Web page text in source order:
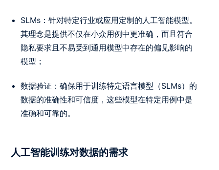
SLMs：针对特定行业或应用定制的人工智能模型。
其理念是提供不仅在小众用例中更准确，而且符合
隐私要求且不易受到通用模型中存在的偏见影响的
模型；
数据验证：确保用于训练特定语言模型（SLMs）的
数据的准确性和可信度，这些模型在特定用例中是
准确和可靠的。
人工智能训练对数据的需求